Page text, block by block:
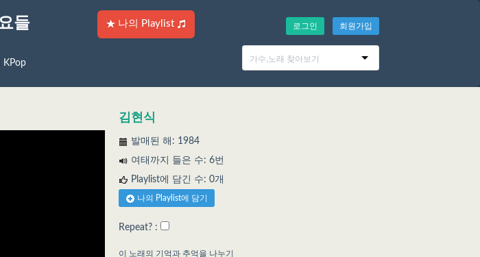
들 나의 Playlist 로그인 회원가입
KPop
김현식
발매된 해: 1984
여태까지 들은 수: 6번
Playlist에 담긴 수: 0개
나의 Playlist에 담기
Repeat? :
이 노래의 기억과 추억을 나누기